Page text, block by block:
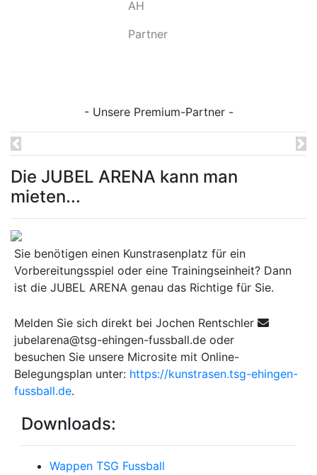
AH
Partner(current)
- Unsere Premium-Partner -
Previous
Die JUBEL ARENA kann man
mieten...
Sie benötigen einen Kunstrasenplatz für ein
Vorbereitungsspiel oder eine Trainingseinheit? Dann
ist die JUBEL ARENA genau das Richtige für Sie.
Melden Sie sich direkt bei Jochen Rentschler
jubelarena@tsg-ehingen-fussball.de oder
besuchen Sie unsere Microsite mit Online-
Belegungsplan unter: https://kunstrasen.tsg-ehingen-
fussball.de.
Downloads:
Wappen TSG Fussball